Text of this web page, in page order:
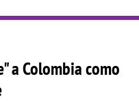
a Colombia como